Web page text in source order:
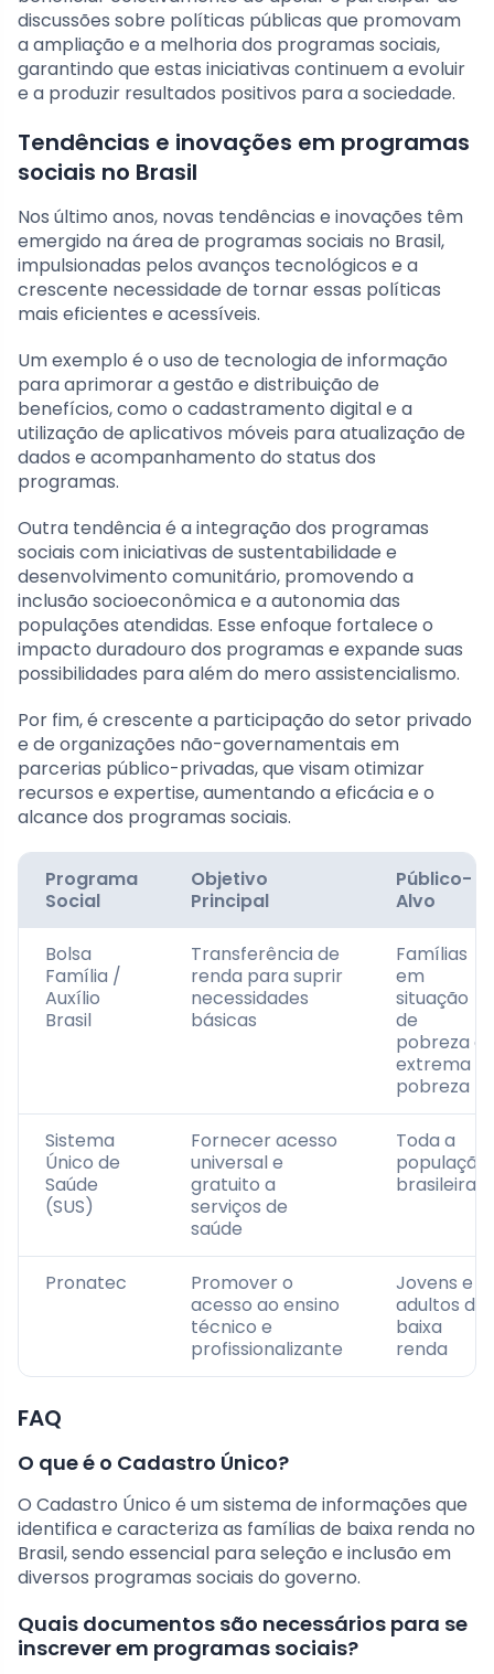
discussões sobre políticas públicas que promovam
a ampliação e a melhoria dos programas sociais,
garantindo que estas iniciativas continuem a evoluir
e a produzir resultados positivos para a sociedade.
Tendências e inovações em programas
sociais no Brasil
Nos último anos, novas tendências e inovações têm
emergido na área de programas sociais no Brasil,
impulsionadas pelos avanços tecnológicos e a
crescente necessidade de tornar essas políticas
mais eficientes e acessíveis.
Um exemplo é o uso de tecnologia de informação
para aprimorar a gestão e distribuição de
benefícios, como o cadastramento digital e a
utilização de aplicativos móveis para atualização de
dados e acompanhamento do status dos
programas.
Outra tendência é a integração dos programas
sociais com iniciativas de sustentabilidade e
desenvolvimento comunitário, promovendo a
inclusão socioeconômica e a autonomia das
populações atendidas. Esse enfoque fortalece o
impacto duradouro dos programas e expande suas
possibilidades para além do mero assistencialismo.
Por fim, é crescente a participação do setor privado
e de organizações não-governamentais em
parcerias público-privadas, que visam otimizar
recursos e expertise, aumentando a eficácia e o
alcance dos programas sociais.
Programa
Social
Objetivo
Principal
Público-
Alvo
Bolsa
Família /
Auxílio
Brasil
Transferência de
renda para suprir
necessidades
básicas
Famílias
em
situação
de
pobreza e
extrema
pobreza
Sistema
Único de
Saúde
(SUS)
Fornecer acesso
universal e
gratuito a
serviços de
saúde
Toda a
população
brasileira
Pronatec
Promover o
acesso ao ensino
técnico e
profissionalizante
Jovens e
adultos de
baixa
renda
FAQ
O que é o Cadastro Único?
O Cadastro Único é um sistema de informações que
identifica e caracteriza as famílias de baixa renda no
Brasil, sendo essencial para seleção e inclusão em
diversos programas sociais do governo.
Quais documentos são necessários para se
inscrever em programas sociais?